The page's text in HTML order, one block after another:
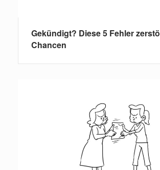
Gekündigt? Diese 5 Fehler
Chancen